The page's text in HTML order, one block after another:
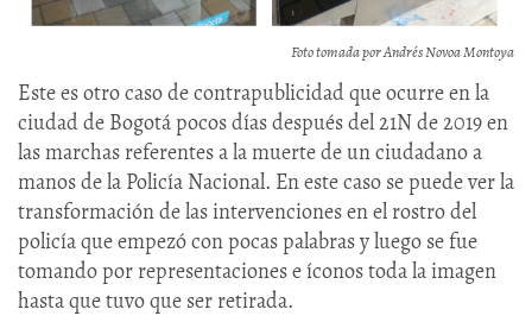
Foto tomada por Andrés Novoa Montoya
Este es otro caso de contrapublicidad que ocurre en la
ciudad de Bogotá pocos días después del 21N de 2019 en
las marchas referentes a la muerte de un ciudadano a
manos de la Policía Nacional. En este caso se puede ver la
transformación de las intervenciones en el rostro del
policía que empezó con pocas palabras y luego se fue
tomando por representaciones e íconos toda la imagen
hasta que tuvo que ser retirada.